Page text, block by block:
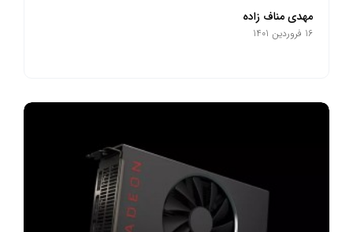
مهدی مناف زاده
16 فروردین 1401